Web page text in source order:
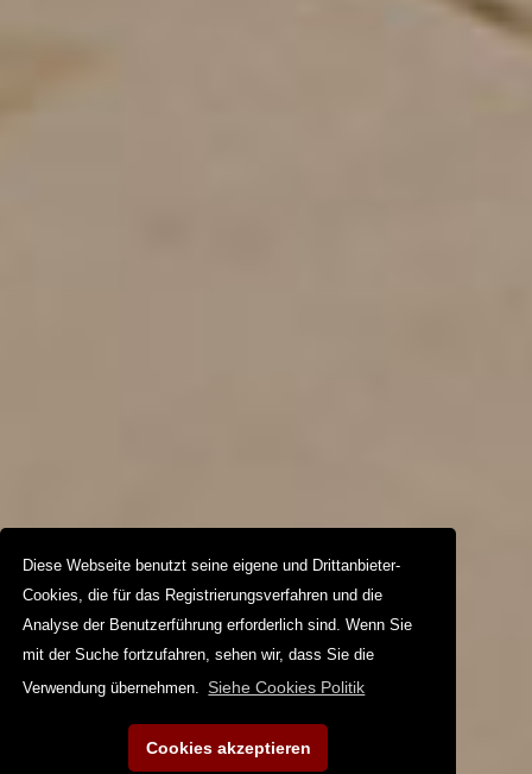
Diese Webseite benutzt seine eigene und Drittanbieter-
Cookies, die für das Registrierungsverfahren und die
Analyse der Benutzerführung erforderlich sind. Wenn Sie
mit der Suche fortzufahren, sehen wir, dass Sie die
Verwendung übernehmen. Siehe Cookies Politik
Cookies akzeptieren